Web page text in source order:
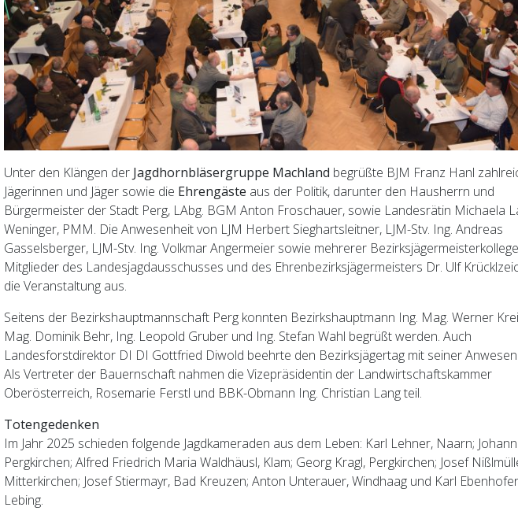
Unter den Klängen der Jagdhornbläsergruppe Machland begrüßte BJM Franz Hanl
Jägerinnen und Jäger sowie die Ehrengäste aus der Politik, darunter den Hausherrn und
Bürgermeister der Stadt Perg, LAbg. BGM Anton Froschauer, sowie Landesrätin Michaela
Weninger, PMM. Die Anwesenheit von LJM Herbert Sieghartsleitner, LJM-Stv. Ing. Andreas
Gasselsberger, LJM-Stv. Ing. Volkmar Angermeier sowie mehrerer
Mitglieder des Landesjagdausschusses und des Ehrenbezirksjägermeisters Dr. Ulf
die Veranstaltung aus.
Seitens der Bezirkshauptmannschaft Perg konnten Bezirkshauptmann Ing. Mag. Werner
Mag. Dominik Behr, Ing. Leopold Gruber und Ing. Stefan Wahl begrüßt werden. Auch
Landesforstdirektor DI DI Gottfried Diwold beehrte den Bezirksjägertag mit seiner
Als Vertreter der Bauernschaft nahmen die Vizepräsidentin der Landwirtschaftskammer
Oberösterreich, Rosemarie Ferstl und BBK-Obmann Ing. Christian Lang teil.
Totengedenken
Im Jahr 2025 schieden folgende Jagdkameraden aus dem Leben: Karl Lehner, Naarn;
Pergkirchen; Alfred Friedrich Maria Waldhäusl, Klam; Georg Kragl, Pergkirchen; Josef
Mitterkirchen; Josef Stiermayr, Bad Kreuzen; Anton Unterauer, Windhaag und Karl
Lebing.